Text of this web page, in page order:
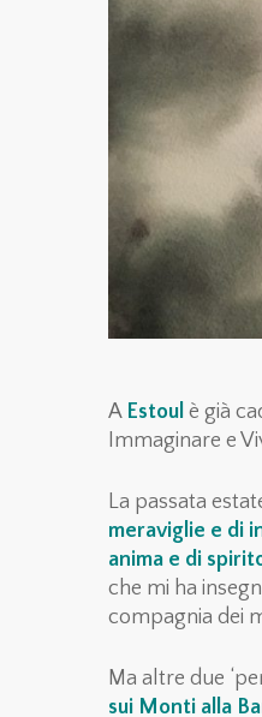
A Estoul è già
Immaginare e
La passata
meraviglie e di
anima e di
che mi ha
compagnia dei
Ma altre due
sui Monti alla